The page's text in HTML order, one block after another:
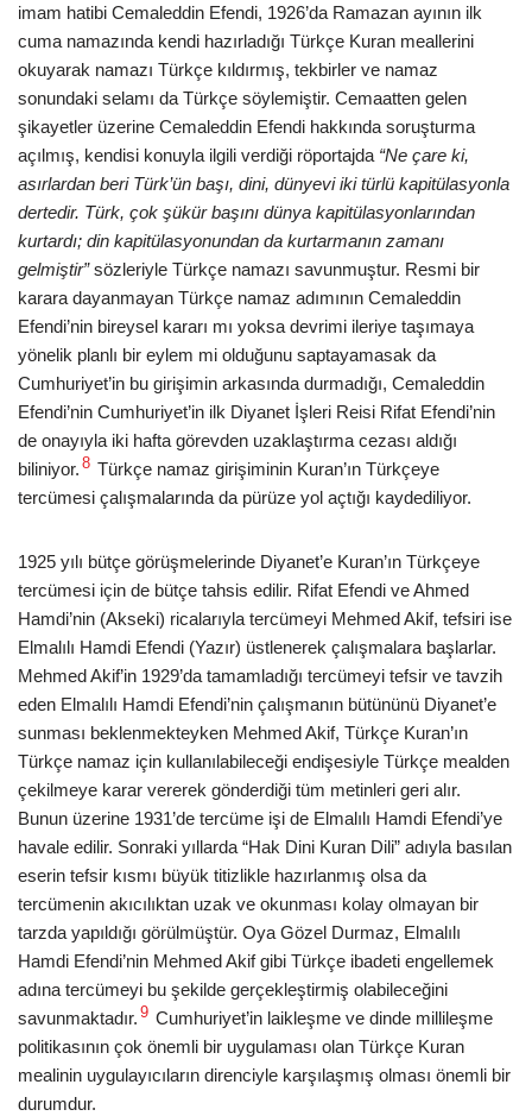
imam hatibi Cemaleddin Efendi, 1926’da Ramazan ayının ilk
cuma namazında kendi hazırladığı Türkçe Kuran meallerini
okuyarak namazı Türkçe kıldırmış, tekbirler ve namaz
sonundaki selamı da Türkçe söylemiştir. Cemaatten gelen
şikayetler üzerine Cemaleddin Efendi hakkında soruşturma
açılmış, kendisi konuyla ilgili verdiği röportajda “Ne çare ki,
asırlardan beri Türk’ün başı, dini, dünyevi iki türlü kapitülasyonla
dertedir. Türk, çok şükür başını dünya kapitülasyonlarından
kurtardı; din kapitülasyonundan da kurtarmanın zamanı
gelmiştir”sözleriyle Türkçe namazı savunmuştur. Resmi bir
karara dayanmayan Türkçe namaz adımının Cemaleddin
Efendi’nin bireysel kararı mı yoksa devrimi ileriye taşımaya
yönelik planlı bir eylem mi olduğunu saptayamasak da
Cumhuriyet’in bu girişimin arkasında durmadığı, Cemaleddin
Efendi’nin Cumhuriyet’in ilk Diyanet İşleri Reisi Rifat Efendi’nin
de onayıyla iki hafta görevden uzaklaştırma cezası aldığı
biliniyor. 8 Türkçe namaz girişiminin Kuran’ın Türkçeye
tercümesi çalışmalarında da pürüze yol açtığı kaydediliyor.
1925 yılı bütçe görüşmelerinde Diyanet’e Kuran’ın Türkçeye
tercümesi için de bütçe tahsis edilir. Rifat Efendi ve Ahmed
Hamdi’nin (Akseki) ricalarıyla tercümeyi Mehmed Akif, tefsiri ise
Elmalılı Hamdi Efendi (Yazır) üstlenerek çalışmalara başlarlar.
Mehmed Akif’in 1929’da tamamladığı tercümeyi tefsir ve tavzih
eden Elmalılı Hamdi Efendi’nin çalışmanın bütününü Diyanet’e
sunması beklenmekteyken Mehmed Akif, Türkçe Kuran’ın
Türkçe namaz için kullanılabileceği endişesiyle Türkçe mealden
çekilmeye karar vererek gönderdiği tüm metinleri geri alır.
Bunun üzerine 1931’de tercüme işi de Elmalılı Hamdi Efendi’ye
havale edilir. Sonraki yıllarda “Hak Dini Kuran Dili” adıyla basılan
eserin tefsir kısmı büyük titizlikle hazırlanmış olsa da
tercümenin akıcılıktan uzak ve okunması kolay olmayan bir
tarzda yapıldığı görülmüştür. Oya Gözel Durmaz, Elmalılı
Hamdi Efendi’nin Mehmed Akif gibi Türkçe ibadeti engellemek
adına tercümeyi bu şekilde gerçekleştirmiş olabileceğini
savunmaktadır. 9 Cumhuriyet’in laikleşme ve dinde millileşme
politikasının çok önemli bir uygulaması olan Türkçe Kuran
mealinin uygulayıcıların direnciyle karşılaşmış olması önemli bir
durumdur.